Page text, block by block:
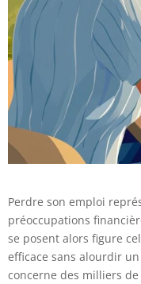
Perdre son emploi
préoccupations
se posent alors figure
efficace sans alourdir
concerne des milliers